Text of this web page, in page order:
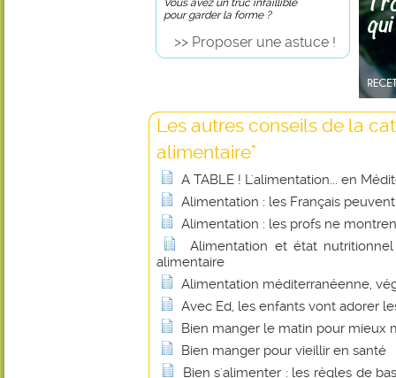
Vous avez un truc infaillible
pour garder la forme ?
>> Proposer une astuce !
Les autres conseils de la
alimentaire"
A TABLE ! L'alimentation... en
Alimentation : les Français
Alimentation : les profs ne
Alimentation et état
alimentaire
Alimentation méditerranéenne,
Avec Ed, les enfants vont adorer
Bien manger le matin pour mieux
Bien manger pour vieillir en santé
Bien s'alimenter : les règles de